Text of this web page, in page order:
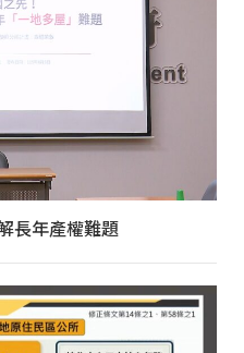
長年產權難題